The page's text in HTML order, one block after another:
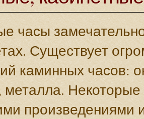
часы
Существует
каминных часов:
произведениями